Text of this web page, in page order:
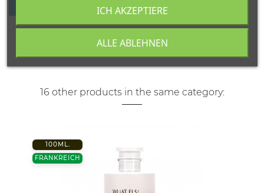
16 other products in the same category:
100ML.
FRANKREICH
ALLE ABLEHNEN
ICH AKZEPTIERE